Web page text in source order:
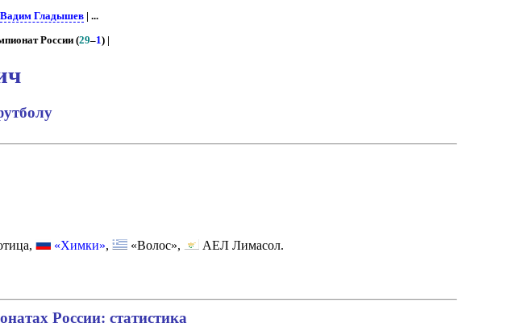
Вадим Гладышев| ...
России (29–1) |
«Химки», «Волос», АЕЛ Лимасол.
России: статистика